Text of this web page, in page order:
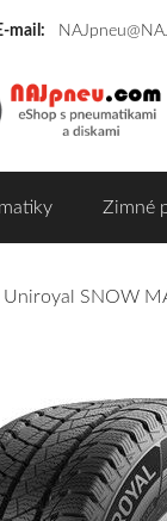
mail:
Zimné
Uniroyal SNOW